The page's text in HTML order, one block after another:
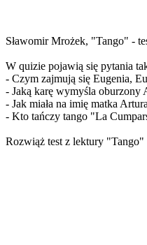
Sławomir Mrożek, "Tango" -
W quizie pojawią się pytania
- Czym zajmują się Eugenia,
- Jaką karę wymyśla oburzony
- Jak miała na imię matka
- Kto tańczy tango "La
Rozwiąż test z lektury "Tango"